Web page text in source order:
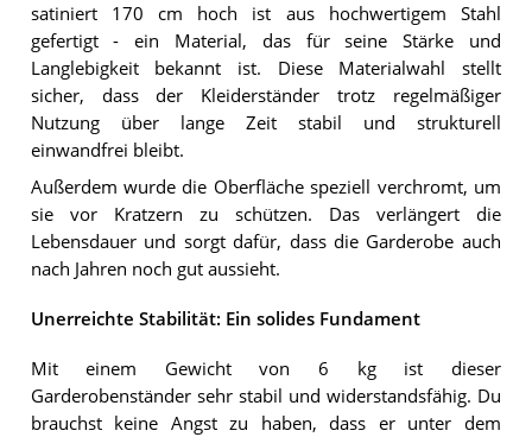
satiniert 170 cm hoch ist aus hochwertigem Stahl
gefertigt - ein Material, das für seine Stärke und
Langlebigkeit bekannt ist. Diese Materialwahl stellt
sicher, dass der Kleiderständer trotz regelmäßiger
Nutzung über lange Zeit stabil und strukturell
einwandfrei bleibt.
Außerdem wurde die Oberfläche speziell verchromt, um
sie vor Kratzern zu schützen. Das verlängert die
Lebensdauer und sorgt dafür, dass die Garderobe auch
nach Jahren noch gut aussieht.
Unerreichte Stabilität: Ein solides Fundament
Mit einem Gewicht von 6 kg ist dieser
Garderobenständer sehr stabil und widerstandsfähig. Du
brauchst keine Angst zu haben, dass er unter dem